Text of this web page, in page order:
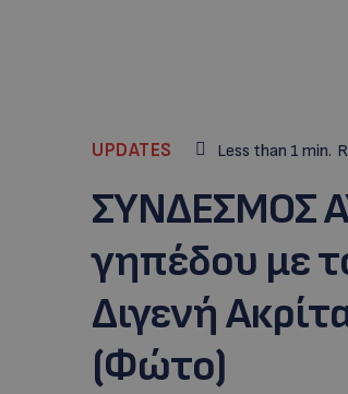
UPDATES Less than 1 min.
ΣΥΝΔΕΣΜΟΣ
γηπέδου με
Διγενή
(Φώτο)